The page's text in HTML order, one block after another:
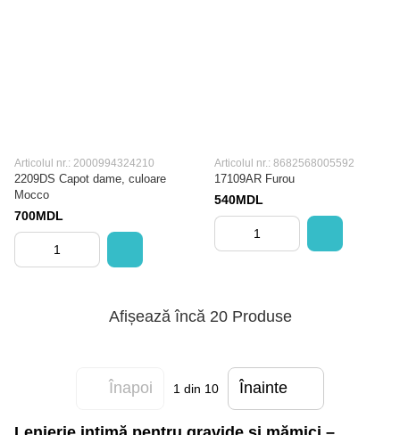
Articolul nr.: 2000994324210
2209DS Capot dame, culoare
Mocco
700MDL
Articolul nr.: 8682568005592
17109AR Furou
540MDL
Afișează încă 20 Produse
Înapoi 1 din 10 Înainte